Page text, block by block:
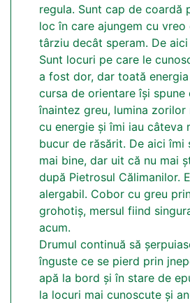
regula. Sunt cap de coardă
loc în care ajungem cu vreo
târziu decât speram. De
Sunt locuri pe care le
a fost dor, dar toată
cursa de orientare își spune
înaintez greu, lumina zorilor
cu energie și îmi iau câteva
bucur de răsărit. De aici îmi
mai bine, dar uit că nu mai
după Pietrosul Călimanilor.
alergabil. Cobor cu greu
grohotiș, mersul fiind
acum.
Drumul continuă să
înguste ce se pierd prin
apă la bord și în stare de
la locuri mai cunoscute și